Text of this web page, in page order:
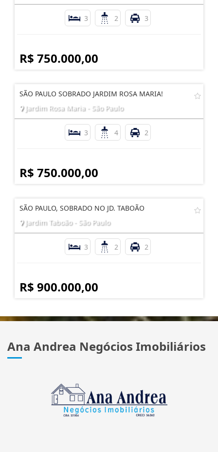
3 2 3
R$ 750.000,00
SÃO PAULO SOBRADO JARDIM ROSA MARIA!
Jardim Rosa Maria - São Paulo
3 4 2
R$ 750.000,00
SÃO PAULO, SOBRADO NO JD. TABOÃO
Jardim Taboão - São Paulo
3 2 2
R$ 900.000,00
Ana Andrea Negócios Imobiliários